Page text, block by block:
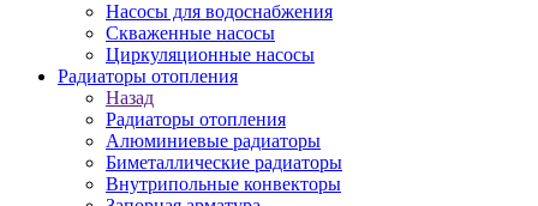
Насосы для водоснабжения
Скваженные насосы
Циркуляционные насосы
Радиаторы отопления
Назад
Радиаторы отопления
Алюминиевые радиаторы
Биметаллические радиаторы
Внутрипольные конвекторы